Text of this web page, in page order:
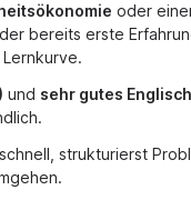
oder
bereits erste
und sehr gutes Englisch
strukturierst